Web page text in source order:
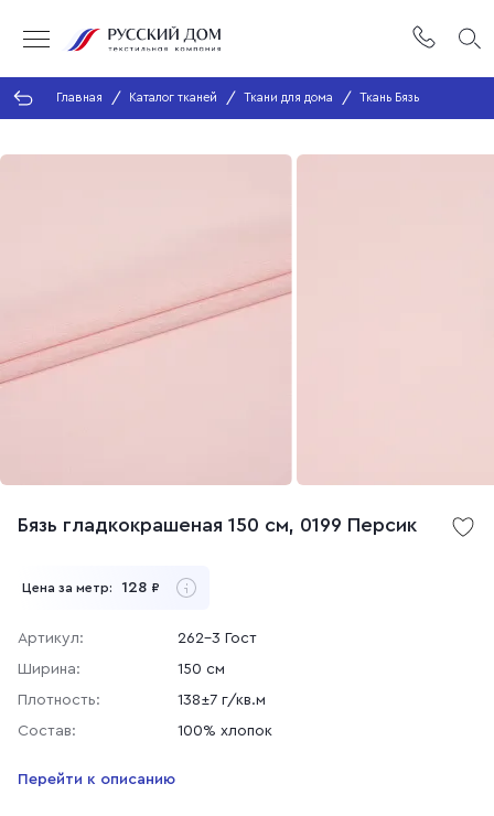
Главная Каталог тканей Ткани для дома Ткань Бязь
Бязь гладкокрашеная 150 см, 0199 Персик
Цена за метр: 128 ₽
Артикул:
262-3 Гост
Ширина:
150 см
Плотность:
138±7 г/кв.м
Состав:
100% хлопок
Перейти к описанию